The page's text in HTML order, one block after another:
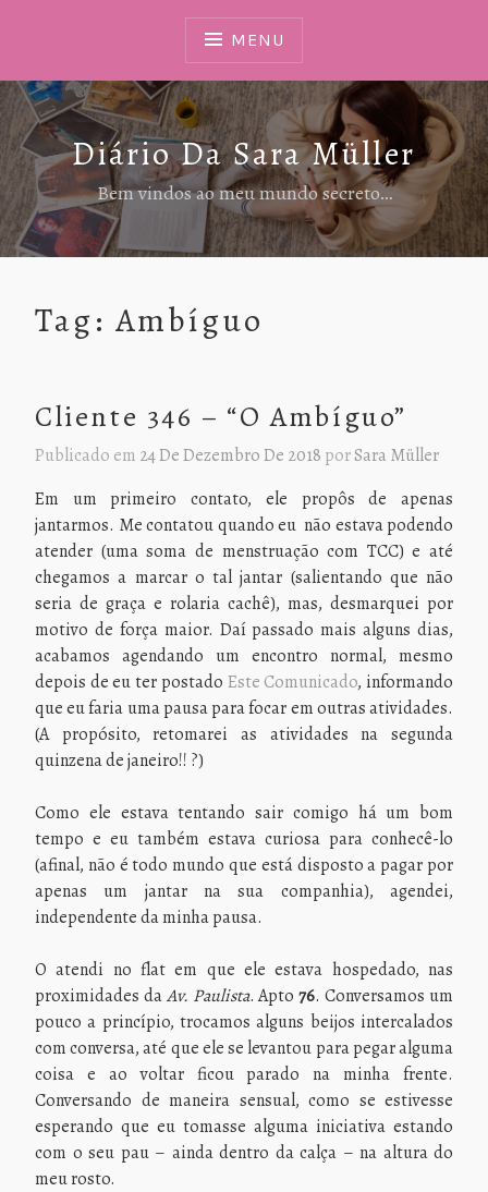
MENU
Diário Da Sara Müller
Bem vindos ao meu mundo secreto…
Tag: Ambíguo
Cliente 346 – “O Ambíguo”
Publicado em 24 De Dezembro De 2018 porSara Müller
Em um primeiro contato, ele propôs de apenas
jantarmos. Me contatou quando eu não estava podendo
atender (uma soma de menstruação com TCC) e até
chegamos a marcar o tal jantar (salientando que não
seria de graça e rolaria cachê), mas, desmarquei por
motivo de força maior. Daí passado mais alguns dias,
acabamos agendando um encontro normal, mesmo
depois de eu ter postado Este Comunicado, informando
que eu faria uma pausa para focar em outras atividades.
(A propósito, retomarei as atividades na segunda
quinzena de janeiro!! ?)
Como ele estava tentando sair comigo há um bom
tempo e eu também estava curiosa para conhecê-lo
(afinal, não é todo mundo que está disposto a pagar por
apenas um jantar na sua companhia), agendei,
independente da minha pausa.
O atendi no flat em que ele estava hospedado, nas
proximidades daAv. Paulista. Apto76. Conversamos um
pouco a princípio, trocamos alguns beijos intercalados
com conversa, até que ele se levantou para pegar alguma
coisa e ao voltar ficou parado na minha frente.
Conversando de maneira sensual, como se estivesse
esperando que eu tomasse alguma iniciativa estando
com o seu pau – ainda dentro da calça – na altura do
meu rosto.